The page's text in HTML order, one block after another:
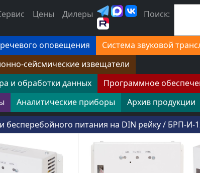
Цены Дилеры Поиск:
оповещения
Система звуковой
сейсмические извещатели
и обработки данных
Программное
Аналитические приборы Архив продукции
бесперебойного питания на DIN рейку/ БРП-И-